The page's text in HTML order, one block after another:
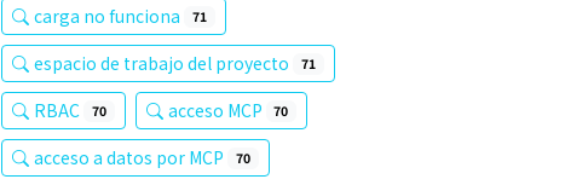
carga no funciona 71
espacio de trabajo del proyecto 71
RBAC 70 acceso MCP 70
acceso a datos por MCP 70